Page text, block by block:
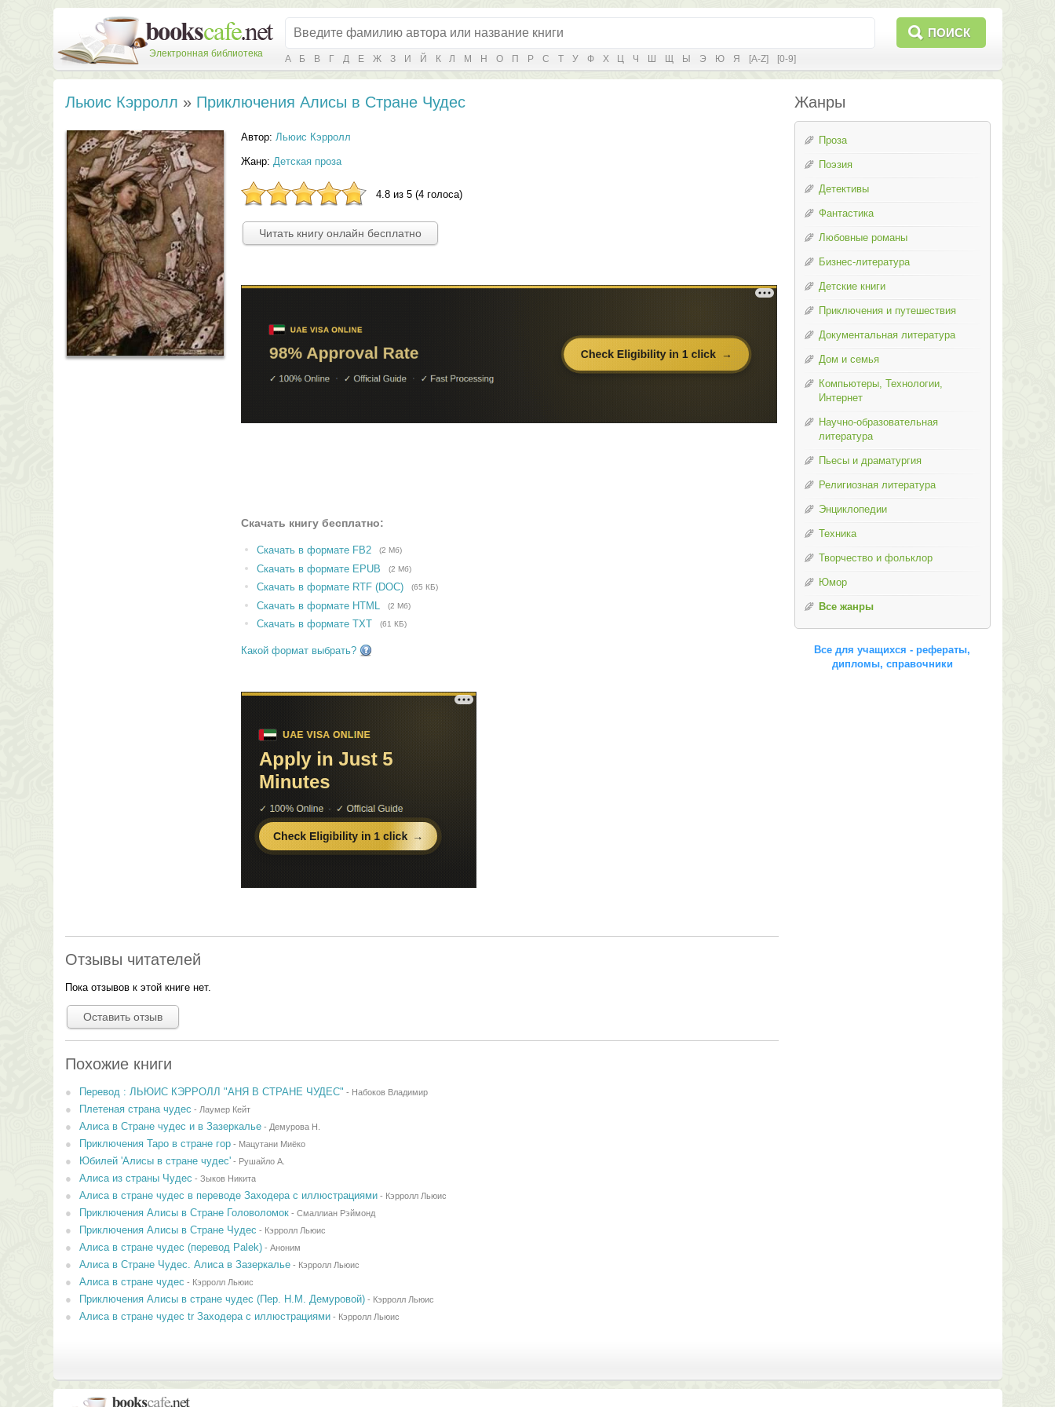
Электронная библиотека
ПОИСК
А Б В Г Д Е Ж З И Й К Л М Н О П Р С Т У Ф Х Ц Ч Ш Щ Ы Э Ю Я [A-Z] [0-9]
Льюис Кэрролл » Приключения Алисы в Стране Чудес
Автор: Льюис Кэрролл
Жанр: Детская проза
4.8 из 5 (4 голоса)
Читать книгу онлайн бесплатно
Скачать книгу бесплатно:
Скачать в формате FB2 (2 Мб)
Скачать в формате EPUB (2 Мб)
Скачать в формате RTF (DOC) (65 КБ)
Скачать в формате HTML (2 Мб)
Скачать в формате TXT (61 КБ)
Какой формат выбрать?
Отзывы читателей
Пока отзывов к этой книге нет.
Оставить отзыв
Похожие книги
Перевод : ЛЬЮИС КЭРРОЛЛ "АНЯ В СТРАНЕ ЧУДЕС" - Набоков Владимир
Плетеная страна чудес - Лаумер Кейт
Алиса в Стране чудес и в Зазеркалье- Демурова Н.
Приключения Таро в стране гор- Мацутани Миёко
Юбилей 'Алисы в стране чудес'- Рушайло А.
Алиса из страны Чудес - Зыков Никита
Алиса в стране чудес в переводе Заходера с иллюстрациями- Кэрролл Льюис
Приключения Алисы в Стране Головоломок- Смаллиан Рэймонд
Приключения Алисы в Стране Чудес - Кэрролл Льюис
Алиса в стране чудес (перевод Palek)- Аноним
Алиса в Стране Чудес. Алиса в Зазеркалье- Кэрролл Льюис
Алиса в стране чудес - Кэрролл Льюис
Приключения Алисы в стране чудес (Пер. Н.М. Демуровой)- Кэрролл Льюис
Алиса в стране чудес tr Заходера с иллюстрациями- Кэрролл Льюис
Жанры
Проза
Поэзия
Детективы
Фантастика
Любовные романы
Бизнес-литература
Детские книги
Приключения и путешествия
Документальная литература
Дом и семья
Компьютеры, Технологии,
Интернет
Научно-образовательная
литература
Пьесы и драматургия
Религиозная литература
Энциклопедии
Техника
Творчество и фольклор
Юмор
Все жанры
Все для учащихся - рефераты,
дипломы, справочники